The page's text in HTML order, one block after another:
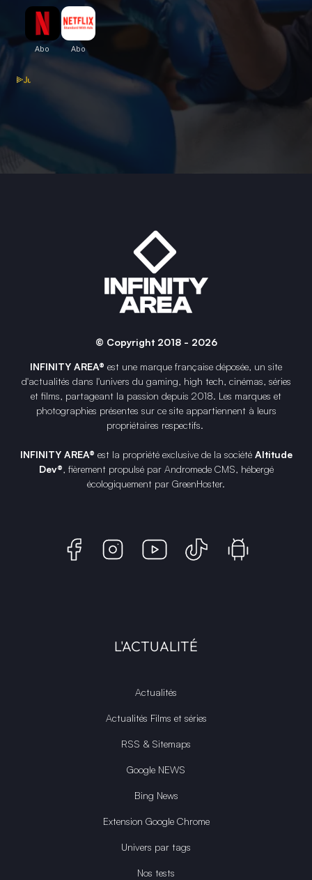
© Copyright 2018 - 2026
INFINITY AREA® est une marque française déposée, un site
d'actualités dans l'univers du gaming, high tech, cinémas, séries
et films, partageant la passion depuis 2018. Les marques et
photographies présentes sur ce site appartiennent à leurs
propriétaires respectifs.
INFINITY AREA® est la propriété exclusive de la société Altitude
Dev®, fièrement propulsé par Andromede CMS, hébergé
écologiquement par GreenHoster.
L'ACTUALITÉ
Actualités
Actualités Films et séries
RSS & Sitemaps
Google NEWS
Bing News
Extension Google Chrome
Univers par tags
Nos tests